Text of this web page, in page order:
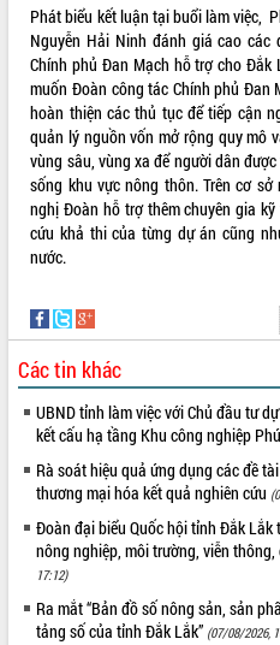
Đắk Lắk công bố Quy hoạch và xúc
tiến đầu tư tỉnh
Ngành cá ngừ Đắk Lắk chủ động thích
ứng để giữ vững thị trường xuất khẩu
Diễn đàn Kinh tế tư nhân Việt Nam đột
phá cơ chế - Hợp tác công tư
Đề án 06 tạo bước ngoặt đột phá trong
cải cách hành chính tỉnh Đắk Lắk
Kết nối tour, đẩy mạnh chuyển đổi số
để phát triển du lịch Đắk Lắk
tầng kỹ thuật Cụm công nghiệp Tân
Tiến
Gặp mặt các cơ quan báo chí nhân Kỷ
niệm 101 năm Ngày Báo chí Cách
mạng Việt Nam
Đắk Lắk sơ kết 4 năm triển khai thực
hiện Đề án 06 của Chính phủ
Họp báo thông tin về Hội nghị Công bố
Quy hoạch và Xúc tiến đầu tư tỉnh Đắk
Lắk
Khơi thông điểm nghẽn, đẩy nhanh
giải ngân vốn khắc phục thiên tai
HĐND tỉnh thông qua điều chỉnh Quy
Phát biểu kết luận tại buổi làm việc,
Nguyễn Hải Ninh đánh giá cao
Chính phủ Đan Mạch hỗ trợ cho
muốn Đoàn công tác Chính phủ Đan
hoàn thiện các thủ tục để tiếp cận
quản lý nguồn vốn mở rộng quy mô
vùng sâu, vùng xa để người dân
sống khu vực nông thôn. Trên cơ
nghị Đoàn hỗ trợ thêm chuyên gia
cứu khả thi của từng dự án cũng
nước.
Các tin khác
UBND tỉnh làm việc với Chủ đầu tư
kết cấu hạ tầng Khu công nghiệp
Rà soát hiệu quả ứng dụng các đề
thương mại hóa kết quả nghiên cứu
Đoàn đại biểu Quốc hội tỉnh Đắk
nông nghiệp, môi trường, viễn
17:12)
Ra mắt “Bản đồ số nông sản, sản
tảng số của tỉnh Đắk Lắk” (07/08/2026,